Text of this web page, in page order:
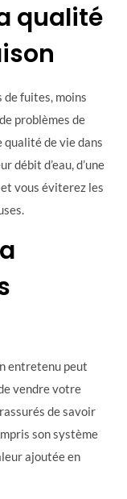
qualité
fuites, moins
problèmes de
qualité de vie dans
débit d’eau, d’une
vous éviterez les
entretenu peut
vendre votre
de savoir
son système
ajoutée en